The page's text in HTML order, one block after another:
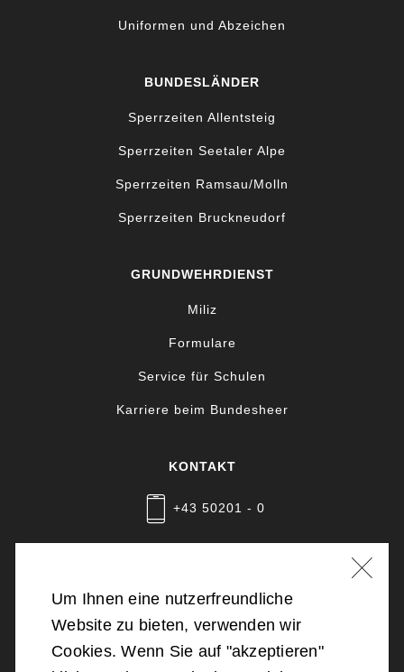
Uniformen und Abzeichen
BUNDESLÄNDER
Sperrzeiten Allentsteig
Sperrzeiten Seetaler Alpe
Sperrzeiten Ramsau/Molln
Sperrzeiten Bruckneudorf
GRUNDWEHRDIENST
Miliz
Formulare
Service für Schulen
Karriere beim Bundesheer
KONTAKT
+43 50201 - 0
2026Bundesministerium für Landesverteidigung
Um Ihnen eine nutzerfreundliche
Website zu bieten, verwenden wir
Cookies. Wenn Sie auf "akzeptieren"